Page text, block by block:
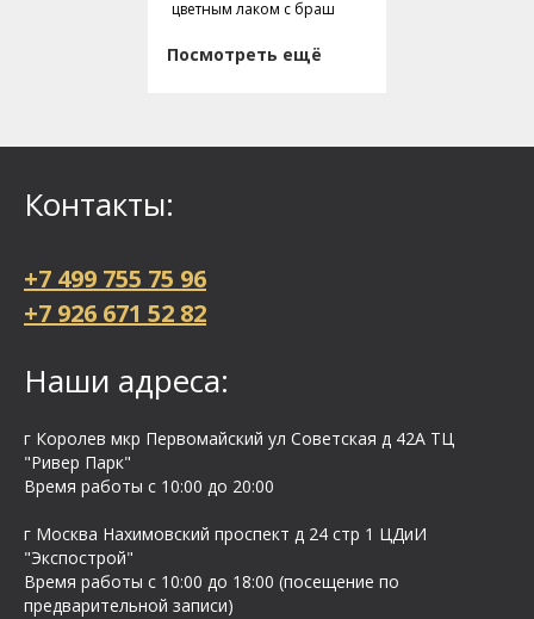
цветным лаком с браш
Посмотреть ещё
Контакты:
+7 499 755 75 96
+7 926 671 52 82
Наши адреса:
г Королев мкр Первомайский ул Cоветская д 42А ТЦ
"Ривер Парк"
Время работы с 10:00 до 20:00
г Москва Нахимовский проспект д 24 стр 1 ЦДиИ
"Экспострой"
Время работы с 10:00 до 18:00 (посещение по
предварительной записи)